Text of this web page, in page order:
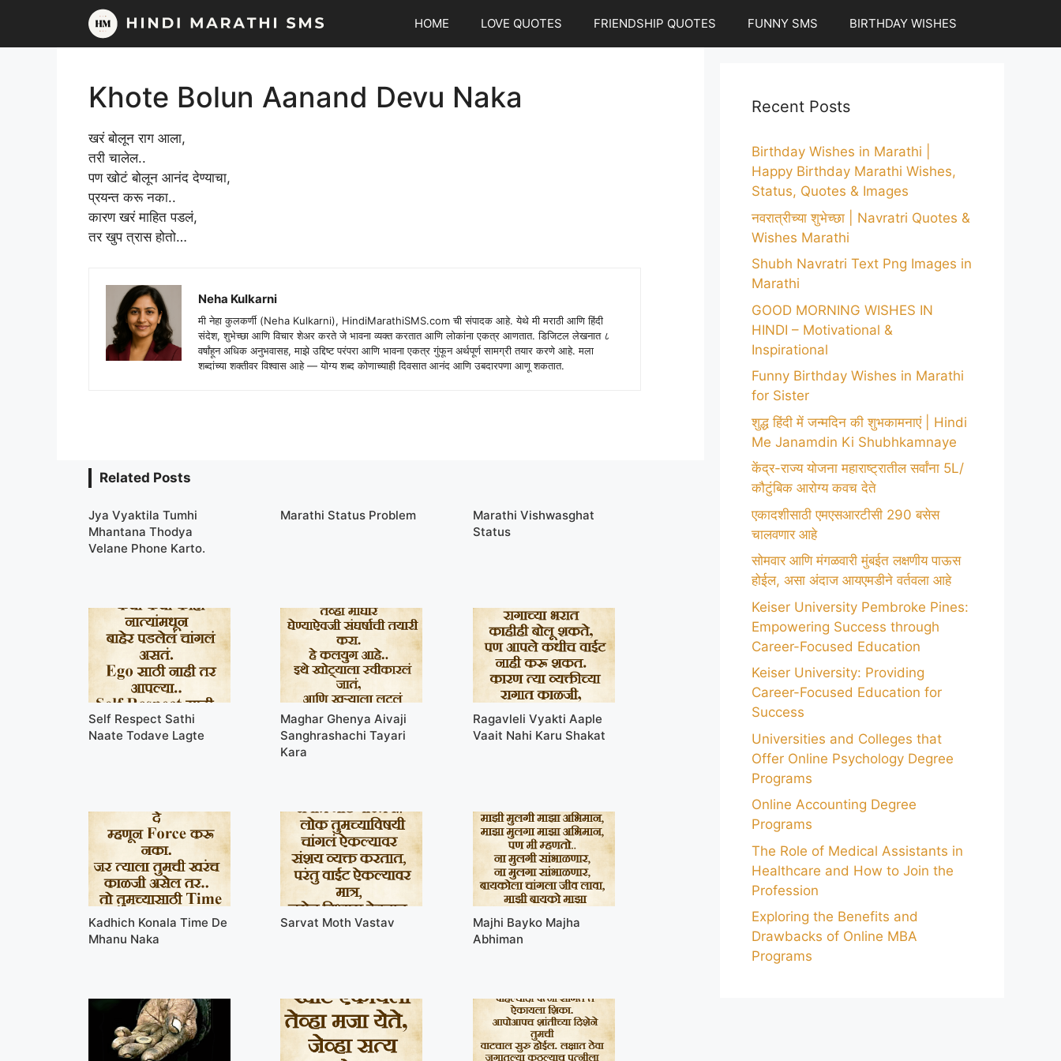
content
HOME LOVE QUOTES FRIENDSHIP QUOTES FUNNY SMS BIRTHDAY WISHES
Khote Bolun Aanand Devu Naka
खरं बोलून राग आला,
तरी चालेल..
पण खोटं बोलून आनंद देण्याचा,
प्रयन्त करू नका..
कारण खरं माहित पडलं,
तर खुप त्रास होतो…
Neha Kulkarni
मी नेहा कुलकर्णी (Neha Kulkarni), HindiMarathiSMS.com ची संपादक आहे. येथे मी मराठी आणि हिंदी
संदेश, शुभेच्छा आणि विचार शेअर करते जे भावना व्यक्त करतात आणि लोकांना एकत्र आणतात. डिजिटल लेखनात ८
वर्षांहून अधिक अनुभवासह, माझे उद्दिष्ट परंपरा आणि भावना एकत्र गुंफून अर्थपूर्ण सामग्री तयार करणे आहे. मला
शब्दांच्या शक्तीवर विश्वास आहे — योग्य शब्द कोणाच्याही दिवसात आनंद आणि उबदारपणा आणू शकतात.
Related Posts
Jya Vyaktila Tumhi
Mhantana Thodya
Velane Phone Karto.
Marathi Status Problem
Marathi Vishwasghat
Status
Self Respect Sathi
Naate Todave Lagte
Maghar Ghenya Aivaji
Sanghrashachi Tayari
Kara
Ragavleli Vyakti Aaple
Vaait Nahi Karu Shakat
Kadhich Konala Time De
Mhanu Naka
Sarvat Moth Vastav
Majhi Bayko Majha
Abhiman
Recent Posts
Birthday Wishes in Marathi |
Happy Birthday Marathi Wishes,
Status, Quotes & Images
नवरात्रीच्या शुभेच्छा | Navratri Quotes &
Wishes Marathi
Shubh Navratri Text Png Images in
Marathi
GOOD MORNING WISHES IN
HINDI – Motivational &
Inspirational
Funny Birthday Wishes in Marathi
for Sister
शुद्ध हिंदी में जन्मदिन की शुभकामनाएं | Hindi
Me Janamdin Ki Shubhkamnaye
केंद्र-राज्य योजना महाराष्ट्रातील सर्वांना 5L/
कौटुंबिक आरोग्य कवच देते
एकादशीसाठी एमएसआरटीसी 290 बसेस
चालवणार आहे
सोमवार आणि मंगळवारी मुंबईत लक्षणीय पाऊस
होईल, असा अंदाज आयएमडीने वर्तवला आहे
Keiser University Pembroke Pines:
Empowering Success through
Career-Focused Education
Keiser University: Providing
Career-Focused Education for
Success
Universities and Colleges that
Offer Online Psychology Degree
Programs
Online Accounting Degree
Programs
The Role of Medical Assistants in
Healthcare and How to Join the
Profession
Exploring the Benefits and
Drawbacks of Online MBA
Programs